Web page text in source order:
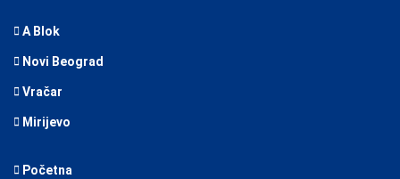
A Blok
Novi Beograd
Vračar
Mirijevo
Početna